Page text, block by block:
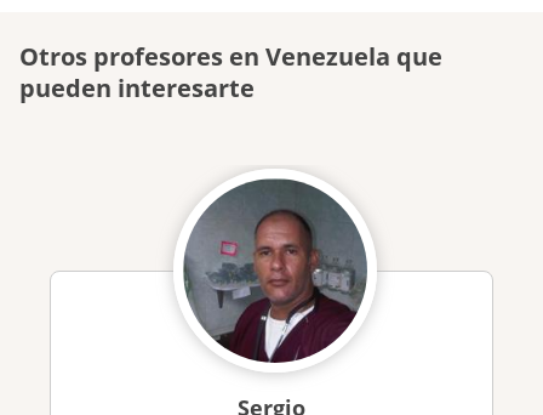
Otros profesores en Venezuela que
pueden interesarte
Sergio